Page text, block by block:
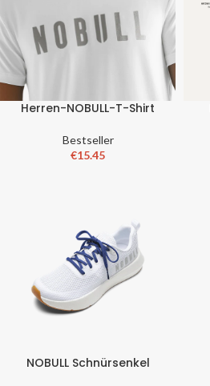
Herren-NOBULL-T-Shirt
Bestseller
€15.45
NOBULL Schnürsenkel